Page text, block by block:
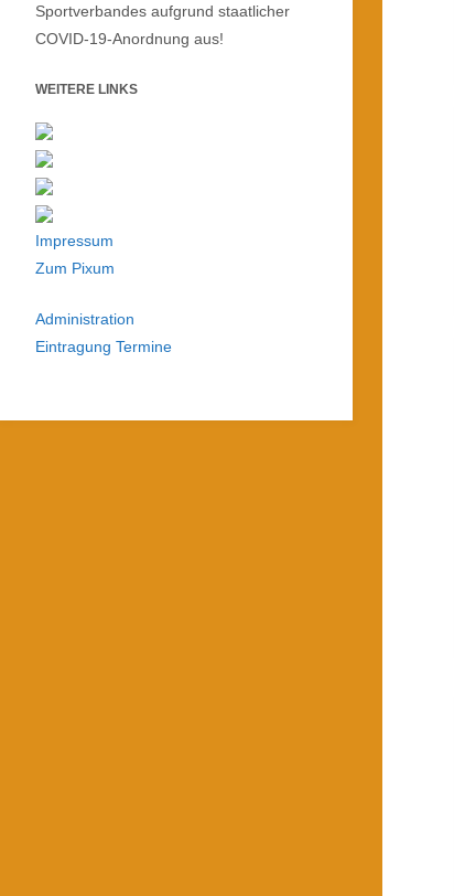
Sportverbandes aufgrund staatlicher
COVID-19-Anordnung aus!
WEITERE LINKS
Impressum
Zum Pixum
Administration
Eintragung Termine